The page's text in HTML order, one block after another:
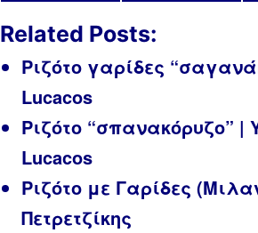
on
(Twitter) on
Related Posts:
Ριζότο γαρίδες
Lucacos
Ριζότο “σπανακόρυζο” |
Lucacos
Ριζότο με Γαρίδες
Πετρετζίκης